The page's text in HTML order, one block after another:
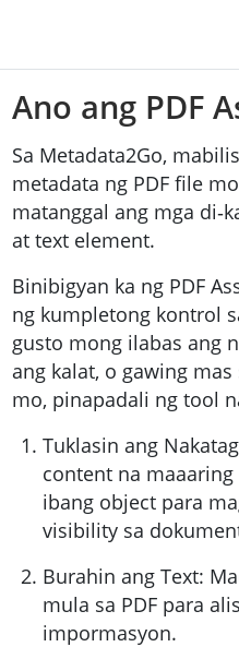
Ano ang PDF
Sa Metadata2Go,
metadata ng PDF file
matanggal ang mga
at text element.
Binibigyan ka ng PDF
ng kumpletong kontrol
gusto mong ilabas ang
ang kalat, o gawing
mo, pinapadali ng tool
Tuklasin ang
content na
ibang object para
visibility sa
Burahin ang Text:
mula sa PDF para
impormasyon.